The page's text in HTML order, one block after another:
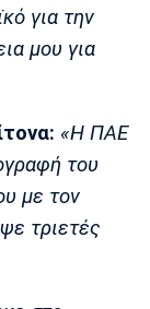
για την
μου για
«Η ΠΑΕ
του
με τον
τριετές